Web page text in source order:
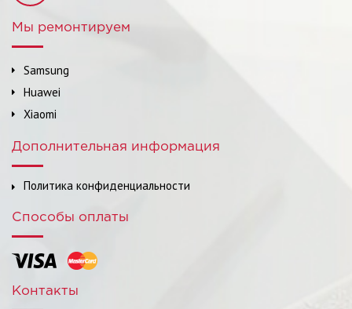
Мы ремонтируем
Samsung
Huawei
Xiaomi
Дополнительная информация
Политика конфиденциальности
Способы оплаты
Контакты